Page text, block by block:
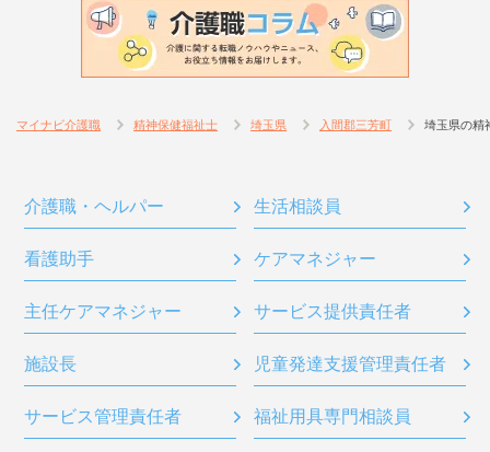
マイナビ介護職 精神保健福祉士 埼玉県 入間郡三芳町 埼玉県の精
介護職・ヘルパー 生活相談員
看護助手 ケアマネジャー
主任ケアマネジャー サービス提供責任者
施設長 児童発達支援管理責任者
サービス管理責任者 福祉用具専門相談員